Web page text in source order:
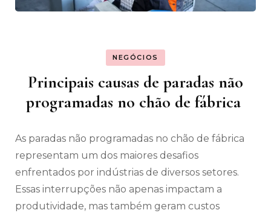
NEGÓCIOS
Principais causas de paradas não
programadas no chão de fábrica
As paradas não programadas no chão de fábrica
representam um dos maiores desafios
enfrentados por indústrias de diversos setores.
Essas interrupções não apenas impactam a
produtividade, mas também geram custos